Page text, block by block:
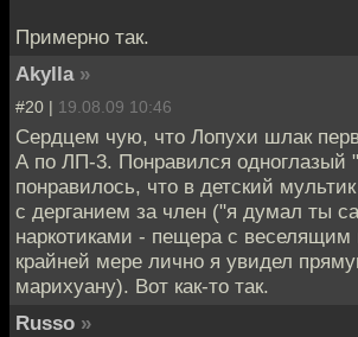
Примерно так.
Akylla »
#20 | 19.08.09 10:46
Сердцем чую, что Лопухи шлак
А по ЛП-3. Понравился одноглазый
понравилось, что в детский
с дерганием за член ("я думал ты
наркотиками - пещера с веселящим
крайней мере лично я увидел
марихуану). Вот как-то так.
Russo »